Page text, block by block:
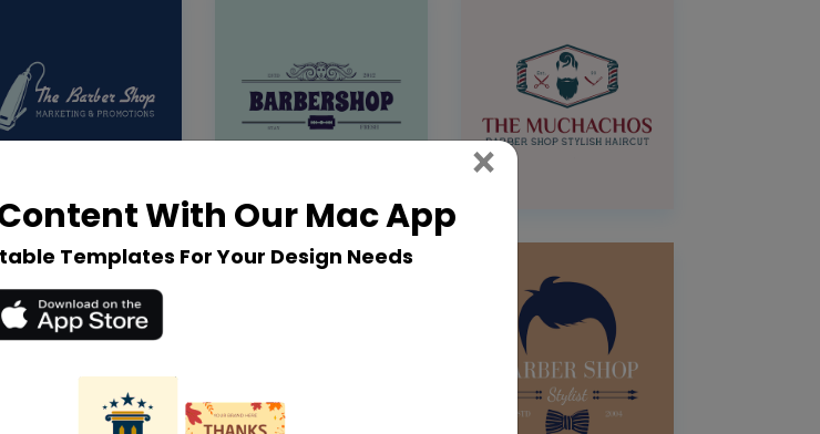
With Our Mac App
Templates For Your Design Needs
× Close